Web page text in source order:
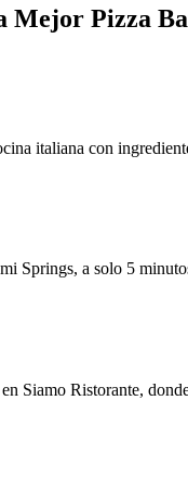
Mejor Pizza
italiana con
Springs, a solo 5
Siamo Ristorante,